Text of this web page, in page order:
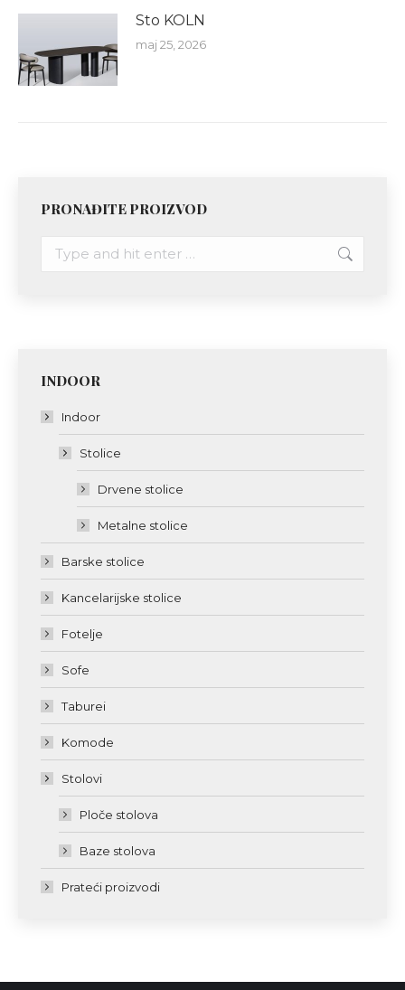
Sto KOLN
maj 25, 2026
PRONAĐITE PROIZVOD
INDOOR
Indoor
Stolice
Drvene stolice
Metalne stolice
Barske stolice
Kancelarijske stolice
Fotelje
Sofe
Taburei
Komode
Stolovi
Ploče stolova
Baze stolova
Prateći proizvodi